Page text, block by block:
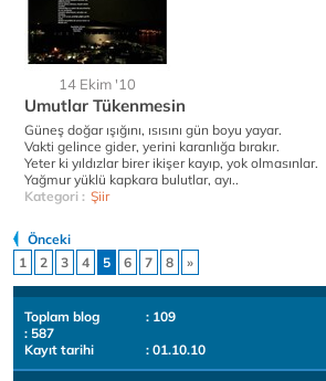
14 Ekim '10
Umutlar Tükenmesin
Güneş doğar ışığını, ısısını gün boyu yayar.
Vakti gelince gider, yerini karanlığa bırakır.
Yeter ki yıldızlar birer ikişer kayıp, yok olmasınlar.
Yağmur yüklü kapkara bulutlar, ayı..
Kategori : Şiir
Önceki
1
2 3 4 5 6 7 8 »
Toplam blog
: 109
: 587
Kayıt tarihi
: 01.10.10